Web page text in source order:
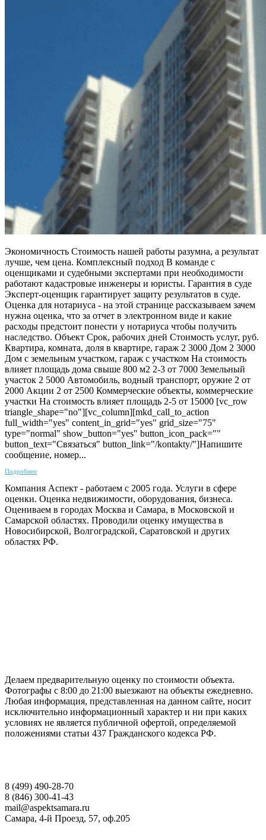
Экономичность Стоимость нашей работы разумна, а результат
лучше, чем цена. Комплексный подход В команде с
оценщиками и судебными экспертами при необходимости
работают кадастровые инженеры и юристы. Гарантия в суде
Эксперт-оценщик гарантирует защиту результатов в суде.
Оценка для нотариуса - на этой странице рассказываем зачем
нужна оценка, что за отчет в электронном виде и какие
расходы предстоит понести у нотариуса чтобы получить
наследство. Объект Срок, рабочих дней Стоимость услуг, руб.
Квартира, комната, доля в квартире, гараж 2 3000 Дом 2 3000
Дом с земельным участком, гараж с участком На стоимость
влияет площадь дома свыше 800 м2 2-3 от 7000 Земельный
участок 2 5000 Автомобиль, водный транспорт, оружие 2 от
2000 Акции 2 от 2500 Коммерческие объекты, коммерческие
участки На стоимость влияет площадь 2-5 от 15000 [vc_row
triangle_shape="no"][vc_column][mkd_call_to_action
full_width="yes" content_in_grid="yes" grid_size="75"
type="normal" show_button="yes" button_icon_pack=""
button_text="Связаться" button_link="/kontakty/"]Напишите
сообщение, номер...
Подробнее
Компания Аспект - работаем с 2005 года. Услуги в сфере
оценки. Оценка недвижимости, оборудования, бизнеса.
Оцениваем в городах Москва и Самара, в Московской и
Самарской областях. Проводили оценку имущества в
Новосибирской, Волгоградской, Саратовской и других
областях РФ.
Делаем предварительную оценку по стоимости объекта.
Фотографы с 8:00 до 21:00 выезжают на объекты ежедневно.
Любая информация, представленная на данном сайте, носит
исключительно информационный характер и ни при каких
условиях не является публичной офертой, определяемой
положениями статьи 437 Гражданского кодекса РФ.
8 (499) 490-28-70
8 (846) 300-41-43
mail@aspektsamara.ru
Самара, 4-й Проезд, 57, оф.205